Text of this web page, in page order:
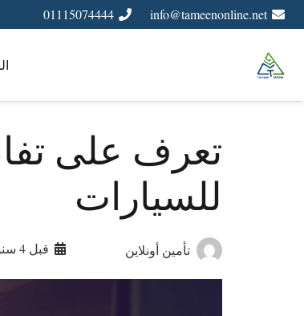
info@tameenonline.net
01115074444
تعرف على
للسيارات
تأمين أونلاين قبل 4 سنوات